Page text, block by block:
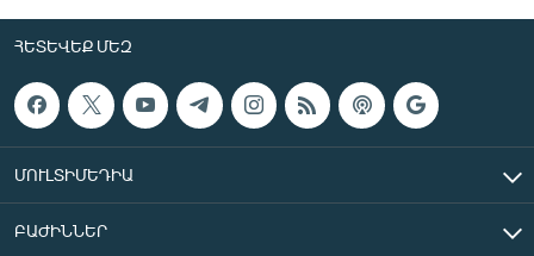
ՀԵՏԵՎԵՔ ՄԵԶ
ՄՈՒԼՏԻՄԵԴԻԱ
ԲԱԺԻՆՆԵՐ